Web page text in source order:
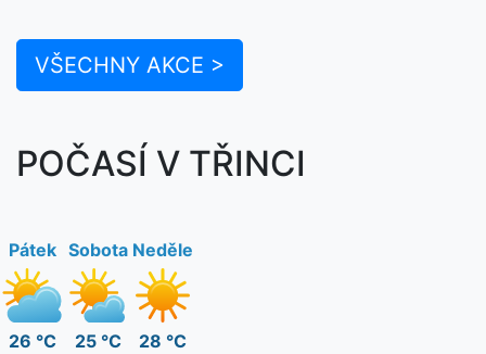
VŠECHNY AKCE >
POČASÍ V TŘINCI
Pátek
26 °C
Sobota
25 °C
Neděle
28 °C